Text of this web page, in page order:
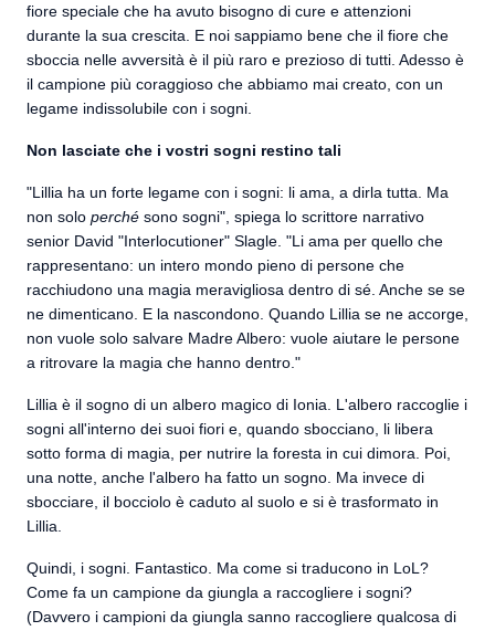
fiore speciale che ha avuto bisogno di cure e attenzioni
durante la sua crescita. E noi sappiamo bene che il fiore che
sboccia nelle avversità è il più raro e prezioso di tutti. Adesso è
il campione più coraggioso che abbiamo mai creato, con un
legame indissolubile con i sogni.
Non lasciate che i vostri sogni restino tali
"Lillia ha un forte legame con i sogni: li ama, a dirla tutta. Ma
non solo perché sono sogni", spiega lo scrittore narrativo
senior David "Interlocutioner" Slagle. "Li ama per quello che
rappresentano: un intero mondo pieno di persone che
racchiudono una magia meravigliosa dentro di sé. Anche se se
ne dimenticano. E la nascondono. Quando Lillia se ne accorge,
non vuole solo salvare Madre Albero: vuole aiutare le persone
a ritrovare la magia che hanno dentro."
Lillia è il sogno di un albero magico di Ionia. L'albero raccoglie i
sogni all'interno dei suoi fiori e, quando sbocciano, li libera
sotto forma di magia, per nutrire la foresta in cui dimora. Poi,
una notte, anche l'albero ha fatto un sogno. Ma invece di
sbocciare, il bocciolo è caduto al suolo e si è trasformato in
Lillia.
Quindi, i sogni. Fantastico. Ma come si traducono in LoL?
Come fa un campione da giungla a raccogliere i sogni?
(Davvero i campioni da giungla sanno raccogliere qualcosa di